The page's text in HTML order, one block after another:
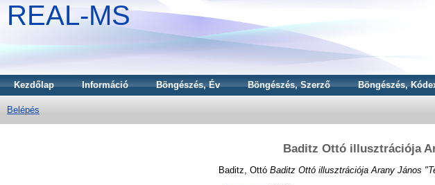
REAL-MS
Kezdőlap Információ Böngészés, Év Böngészés, Szerző Böngészés,
Belépés
Baditz Ottó illusztrációja
Baditz, Ottó Baditz Ottó illusztrációja Arany János